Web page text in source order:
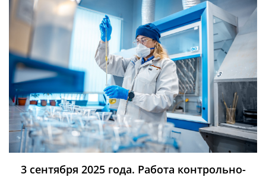
3 сентября 2025 года. Работа контрольно-